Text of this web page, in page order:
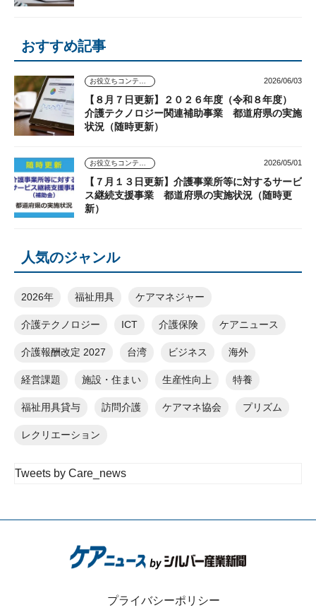
おすすめ記事
お役立ちコンテンツ 2026/06/03
【８月７日更新】２０２６年度（令和８年度）
介護テクノロジー関連補助事業 都道府県の実施
状況（随時更新）
お役立ちコンテンツ 2026/05/01
【７月１３日更新】介護事業所等に対するサービ
ス継続支援事業 都道府県の実施状況（随時更
新）
人気のジャンル
2026年 福祉用具 ケアマネジャー
介護テクノロジー ICT 介護保険 ケアニュース
介護報酬改定 2027 台湾 ビジネス 海外
経営課題 施設・住まい 生産性向上 特養
福祉用具貸与 訪問介護 ケアマネ協会 プリズム
レクリエーション
Tweets by Care_news
プライバシーポリシー